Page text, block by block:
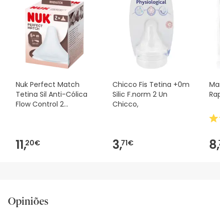
informações de segurança que acompanham o produto
antes de o utilizares. Se tiveres alguma dúvida sobre
segurança, não hesites em contactar-nos. Além disso, se
desejares, também podes devolver o produto seguindo os
nossos termos e condições
Nuk Perfect Match
Tetina Sil Anti-Cólica
Flow Control 2
11,20€
Chicco Fis Tetina +0m
Silic F.norm 2 Un
Chicco,
3,71€ 8,
Opiniões